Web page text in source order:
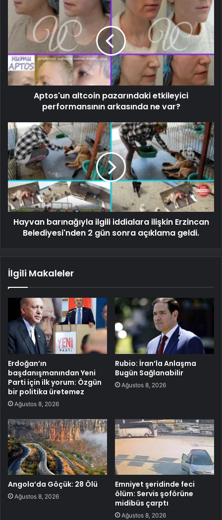
Aptos'un altcoin pazarındaki etkileyici
performansının arkasında ne var?
Hayvan barınağıyla ilgili iddialara ilişkin Erzincan
Belediyesi'nden 2 gün sonra açıklama geldi.
İlgili Makaleler
Erdoğan’ın
başdanışmanından Yeni
Parti için ilk yorum: Özgün
bir politika üretemez
Ağustos 8, 2026
Rubio: İran’la Anlaşma
Bugün Sağlanabilir
Ağustos 8, 2026
Angola’da Göçük: 28 Ölü
Ağustos 8, 2026
Emniyet şeridinde feci
ölüm: Servis şoförüne
midibüs çarptı
Ağustos 8, 2026